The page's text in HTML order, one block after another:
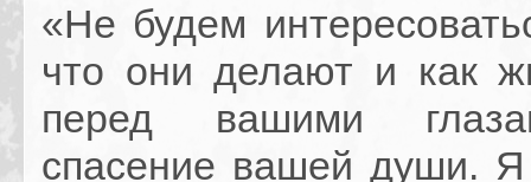
«Не будем
что они делают и как
перед вашими
спасение вашей души.